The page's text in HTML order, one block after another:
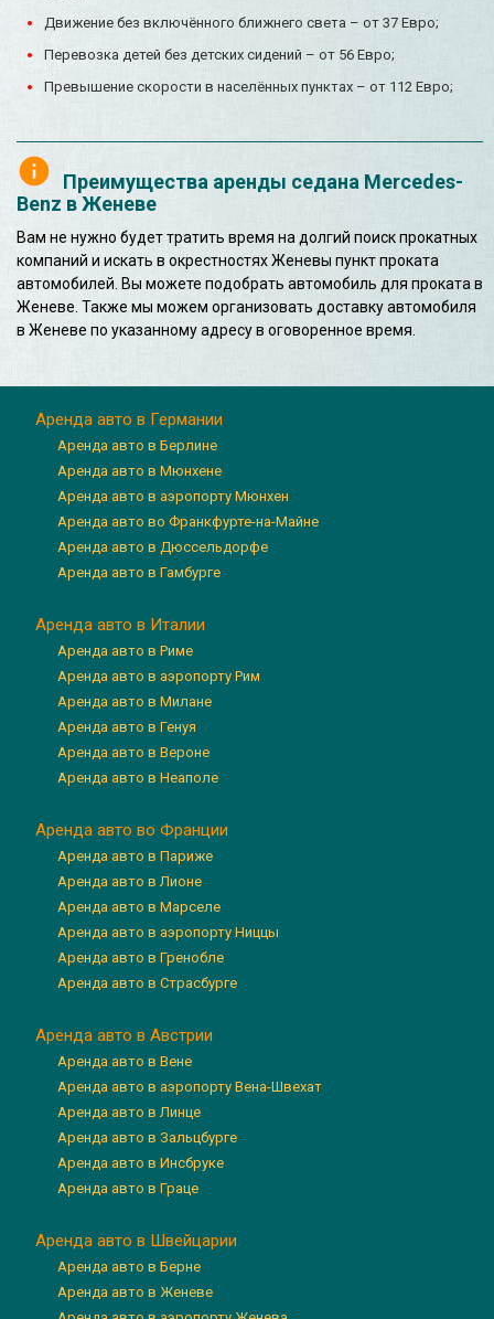
Движение без включённого ближнего света – от 37 Евро;
Перевозка детей без детских сидений – от 56 Евро;
Превышение скорости в населённых пунктах – от 112 Евро;
Преимущества аренды седана Mercedes-
Benz в Женеве
Вам не нужно будет тратить время на долгий поиск прокатных
компаний и искать в окрестностях Женевы пункт проката
автомобилей. Вы можете подобрать автомобиль для проката в
Женеве. Также мы можем организовать доставку автомобиля
в Женеве по указанному адресу в оговоренное время.
Аренда авто в Германии
Аренда авто в Берлине
Аренда авто в Мюнхене
Аренда авто в аэропорту Мюнхен
Аренда авто во Франкфурте-на-Майне
Аренда авто в Дюссельдорфе
Аренда авто в Гамбурге
Аренда авто в Италии
Аренда авто в Риме
Аренда авто в аэропорту Рим
Аренда авто в Милане
Аренда авто в Генуя
Аренда авто в Вероне
Аренда авто в Неаполе
Аренда авто во Франции
Аренда авто в Париже
Аренда авто в Лионе
Аренда авто в Марселе
Аренда авто в аэропорту Ниццы
Аренда авто в Гренобле
Аренда авто в Страсбурге
Аренда авто в Австрии
Аренда авто в Вене
Аренда авто в аэропорту Вена-Швехат
Аренда авто в Линце
Аренда авто в Зальцбурге
Аренда авто в Инсбруке
Аренда авто в Граце
Аренда авто в Швейцарии
Аренда авто в Берне
Аренда авто в Женеве